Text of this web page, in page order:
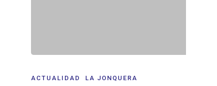
ACTUALIDAD LA JONQUERA